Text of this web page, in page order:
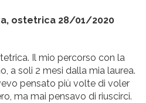
ostetrica 28/01/2020
Il mio percorso con la
a soli 2 mesi dalla mia laurea.
pensato più volte di voler
ma mai pensavo di riuscirci.